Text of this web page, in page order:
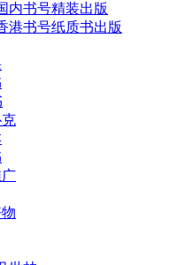
内书号精装出版
港书号纸质书出版